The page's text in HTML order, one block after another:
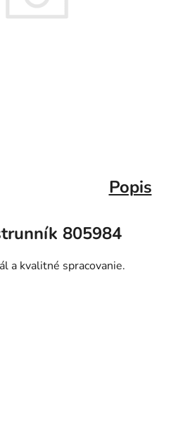
Popis
805984
a kvalitné spracovanie.